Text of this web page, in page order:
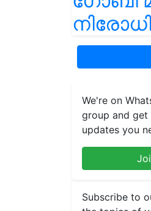
We're on
group and
updates you
Subscribe to